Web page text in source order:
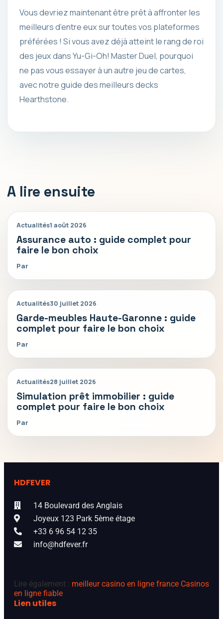
Vous devriez maintenant être prêt à affronter les
meilleurs d’entre eux sur toutes vos plateformes
préférées ! Si vous avez déjà atteint le rang de roi
des jeux dans Yu-Gi-Oh! Master Duel, pourquoi
ne pas vous essayer à un autre jeu de cartes,
avec notre guide des meilleurs decks
Hearthstone.
A lire ensuite
Actualités1 août 2026
Assurance auto : guide complet pour
faire le bon choix
Par
Actualités30 juillet 2026
Garde-meubles Haute-Garonne : guide
complet pour faire le bon choix
Par
Actualités28 juillet 2026
Simulation prêt immobilier : guide
complet pour faire le bon choix
Par
HDFEVER
14 Boulevard des Anglais
Joyeux 123 Park 5ème étage
+33 6 96 54 12 35
info@hdfever.fr
Lire également : meilleur casino en ligne france Casinos
en ligne fiable
Lien utiles